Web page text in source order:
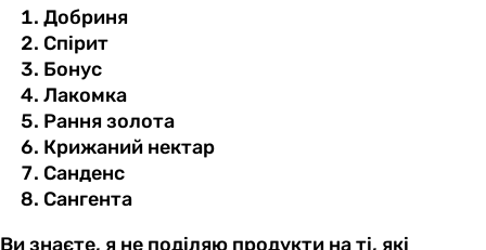
Добриня
Спірит
Бонус
Лакомка
Рання золота
Крижаний нектар
Санденс
Сангента
Ви знаєте, я не поділяю продукти на ті, які